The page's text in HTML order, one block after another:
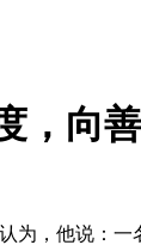
，向
，他说：一